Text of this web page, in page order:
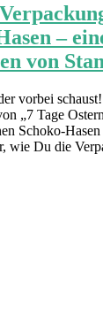
–
von
vorbei
„7 Tage
Schoko-
wie Du die